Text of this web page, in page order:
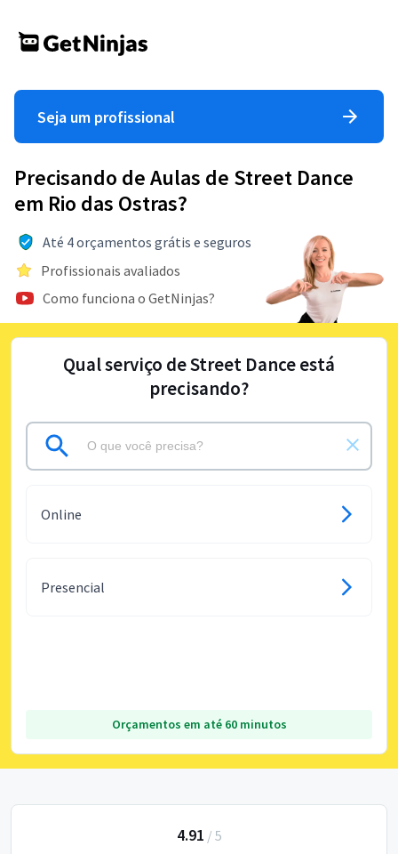
Seja um profissional
Precisando de Aulas de Street Dance
em Rio das Ostras?
Até 4 orçamentos grátis e seguros
Profissionais avaliados
Como funciona o GetNinjas?
Qual serviço de Street Dance está
precisando?
Online
Presencial
Orçamentos em até 60 minutos
4.91 / 5